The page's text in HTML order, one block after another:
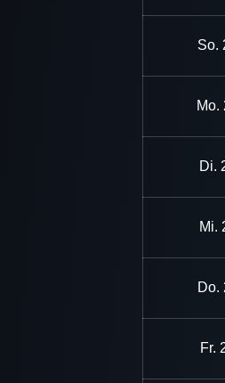
So.
Mo.
Di.
Mi.
Do.
Fr.